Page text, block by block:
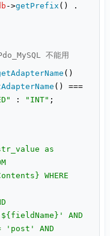
->getPrefix
不能用
()
: "INT"
as
WHERE
AND
'post' AND